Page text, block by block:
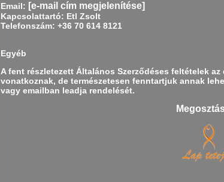
Email: [e-mail cím megjelenítése]
Kapcsolattartó: Etl Zsolt
Telefonszám: +36 70 614 8121
Egyéb
A fent részletezett Általános Szerződéses feltételek
vonatkoznak, de természetesen fenntartjuk annak
vagy emailban leadja rendelését.